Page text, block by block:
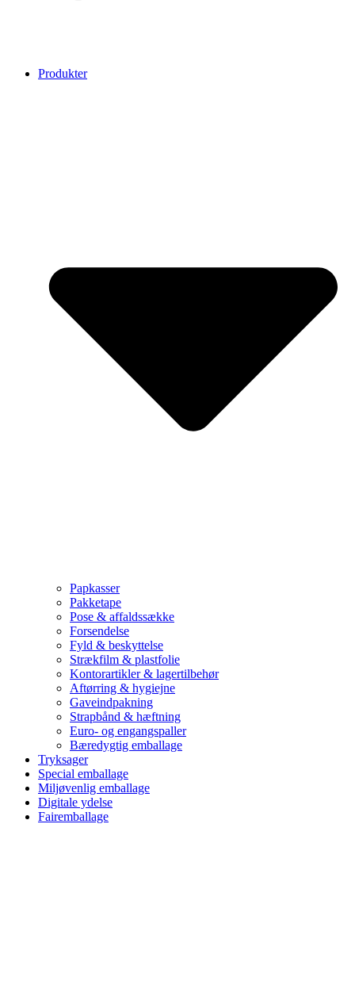
Produkter
Papkasser
Pakketape
Pose & affaldssække
Forsendelse
Fyld & beskyttelse
Strækfilm & plastfolie
Kontorartikler & lagertilbehør
Aftørring & hygiejne
Gaveindpakning
Strapbånd & hæftning
Euro- og engangspaller
Bæredygtig emballage
Tryksager
Special emballage
Miljøvenlig emballage
Digitale ydelse
Fairemballage